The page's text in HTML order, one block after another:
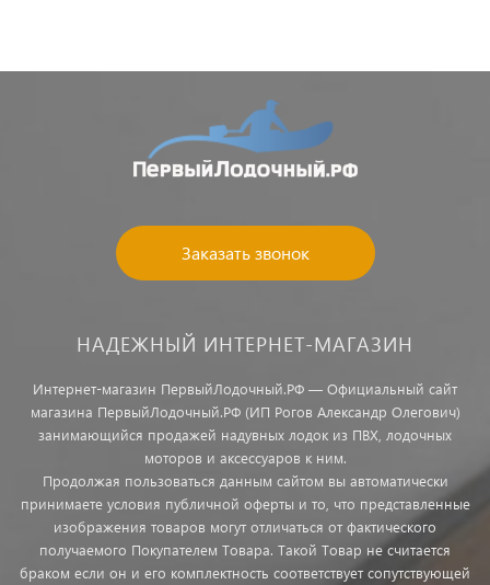
Заказать звонок
НАДЕЖНЫЙ ИНТЕРНЕТ-МАГАЗИН
Интернет-магазин ПервыйЛодочный.РФ — Официальный сайт
магазина ПервыйЛодочный.РФ (ИП Рогов Александр Олегович)
занимающийся продажей надувных лодок из ПВХ, лодочных
моторов и аксессуаров к ним.
Продолжая пользоваться данным сайтом вы автоматически
принимаете условия публичной оферты и то, что представленные
изображения товаров могут отличаться от фактического
получаемого Покупателем Товара. Такой Товар не считается
браком если он и его комплектность соответствует сопутствующей